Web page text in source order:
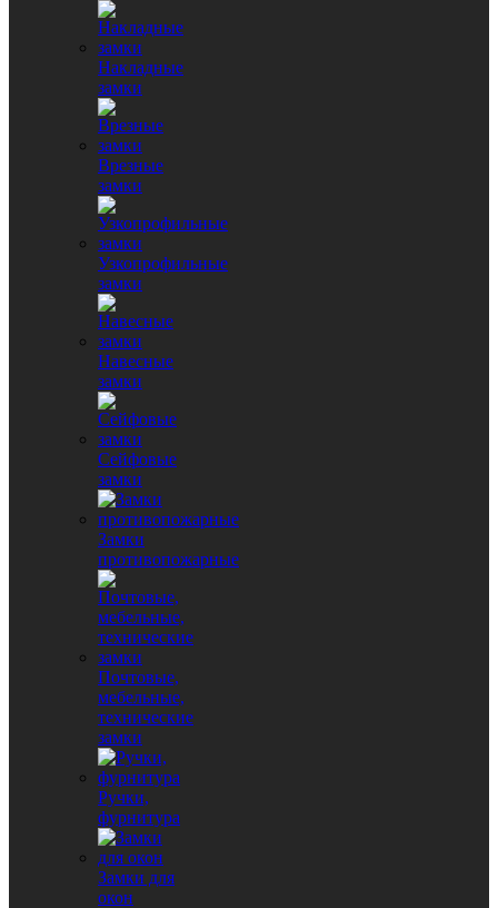
Накладные
замки
Врезные
замки
Узкопрофильные
замки
Навесные
замки
Сейфовые
замки
Замки
противопожарные
Почтовые,
мебельные,
технические
замки
Ручки,
фурнитура
Замки для
окон